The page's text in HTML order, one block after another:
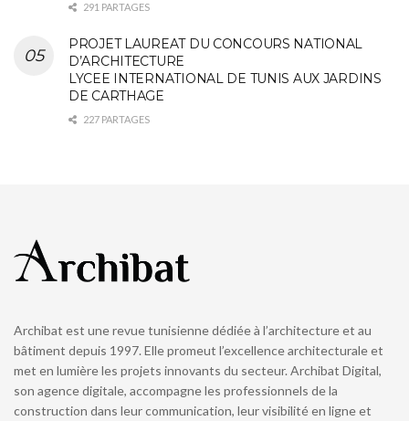
291 PARTAGES
PROJET LAUREAT DU CONCOURS NATIONAL
D’ARCHITECTURE
LYCEE INTERNATIONAL DE TUNIS AUX JARDINS
DE CARTHAGE
227 PARTAGES
Archibat est une revue tunisienne dédiée à l’architecture et au
bâtiment depuis 1997. Elle promeut l’excellence architecturale et
met en lumière les projets innovants du secteur. Archibat Digital,
son agence digitale, accompagne les professionnels de la
construction dans leur communication, leur visibilité en ligne et